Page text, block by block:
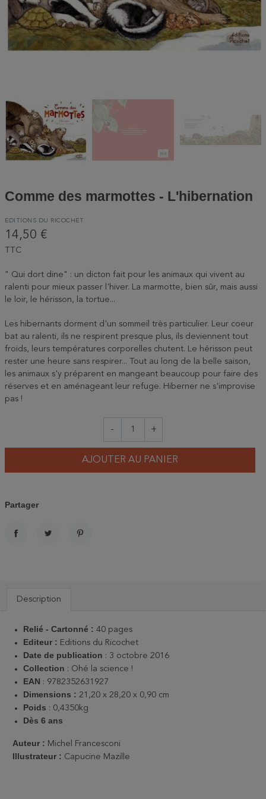
Comme des marmottes - L'hibernation
EDITIONS DU RICOCHET
14,50 €
TTC
" Qui dort dine" : un dicton fait pour les animaux qui vivent au
ralenti pour mieux passer l'hiver. La marmotte, bien sûr, mais aussi
le loir, le hérisson, la tortue...
Les hibernants dorment d'un sommeil très particulier. Leur coeur
bat au ralenti, ils ne respirent presque plus, ils deviennent tout
froids, leurs températures corporelles chutent. Le hérisson peut
rester une heure sans respirer... Tout au long de la belle saison,
les animaux s'y préparent en mangeant beaucoup pour faire des
réserves et en aménageant leur refuge. Hiberner ne s'improvise
pas !
- +
AJOUTER AU PANIER
Partager
Description
Relié - Cartonné : 40 pages
Editeur : Editions du Ricochet
Date de publication : 3 octobre 2016
Collection : Ohé la science !
EAN : 9782352631927
Dimensions : 21,20 x 28,20 x 0,90 cm
Poids : 0,4350kg
Dès 6 ans
Auteur : Michel Francesconi
Illustrateur : Capucine Mazille